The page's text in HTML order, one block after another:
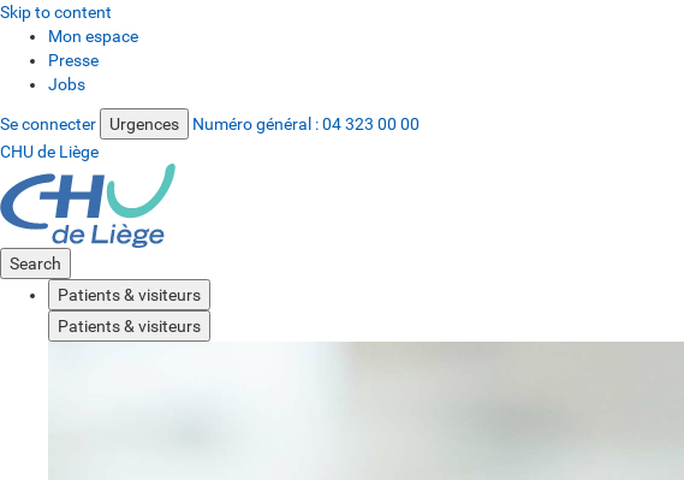
Skip to content
Mon espace
Presse
Jobs
Se connecter Urgences Numéro général :04 323 00 00
CHU de Liège
Search
Patients & visiteurs
Patients & visiteurs